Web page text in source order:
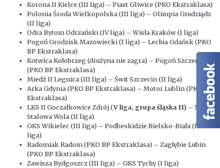
Korona II Kielce (III liga) – Piast Gliwice (PKO Ekstraklasa)
Polonia Środa Wielkopolska (III liga) – Olimpia Grudziądz
(II liga)
Odra Bytom Odrzański (IV liga) – Wisła Kraków (I liga)
Pogoń Grodzisk Mazowiecki (I liga) – Lechia Gdańsk (PKO
BP Ekstraklasa)
Kotwica Kołobrzeg (drużyna nie zagra) – Pogoń Szczecin
(PKO BP Ekstraklasa)
Miedź II Legnica (III liga) – Świt Szczecin (II liga)
Arka Gdynia (PKO BP Ekstraklasa) – Motor Lublin (PKO BP
Ekstraklasa)
LKS II Goczałkowice Zdrój (V liga, grupa śląska II) – Stal
Stalowa Wola (II liga)
GKS Wikielec (III liga) – Podbeskidzie Bielsko-Biała (II
liga)
Radomiak Radom (PKO BP Ekstraklasa) – Zagłębie Lubin
(PKO BP Ekstraklasa)
Zawisza Bydgoszcz (III liga) – GKS Tychy (I liga)